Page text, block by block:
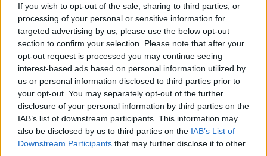
If you wish to opt-out of the sale, sharing to third parties, or
processing of your personal or sensitive information for
targeted advertising by us, please use the below opt-out
section to confirm your selection. Please note that after your
opt-out request is processed you may continue seeing
interest-based ads based on personal information utilized by
us or personal information disclosed to third parties prior to
your opt-out. You may separately opt-out of the further
disclosure of your personal information by third parties on the
IAB’s list of downstream participants. This information may
also be disclosed by us to third parties on the IAB’s List of
Downstream Participants that may further disclose it to other
Toda la actualidad de la televisión y el streaming en España.
AUDIENCIAS ESTRENOS STREAMING
GENTE TV CONCURSOS REALITIES
Ver perfil
@teletextopuntocom Ver perfil